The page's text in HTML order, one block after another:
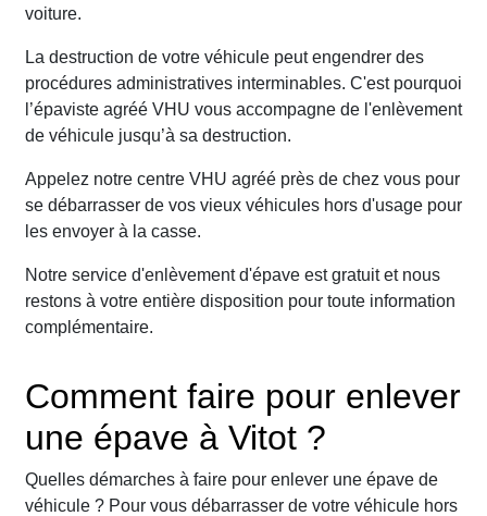
voiture.
La destruction de votre véhicule peut engendrer des
procédures administratives interminables. C'est pourquoi
l’épaviste agréé VHU vous accompagne de l'enlèvement
de véhicule jusqu’à sa destruction.
Appelez notre centre VHU agréé près de chez vous pour
se débarrasser de vos vieux véhicules hors d'usage pour
les envoyer à la casse.
Notre service d'enlèvement d'épave est gratuit et nous
restons à votre entière disposition pour toute information
complémentaire.
Comment faire pour enlever
une épave à Vitot ?
Quelles démarches à faire pour enlever une épave de
véhicule ? Pour vous débarrasser de votre véhicule hors